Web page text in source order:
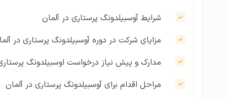
شرایط آوسبیلدونگ پرستاری در آلمان
مزایای شرکت در دوره آوسبیلدونگ پرستاری در
مدارک و پیش نیاز درخواست اوسبیلدونگ
مراحل اقدام برای آوسبیلدونگ پرستاری در آلمان